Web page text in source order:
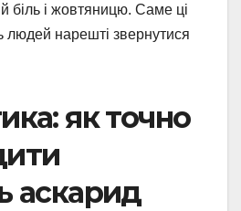
біль і жовтяницю. Саме ці
нарешті звернутися
як точно
аскарид